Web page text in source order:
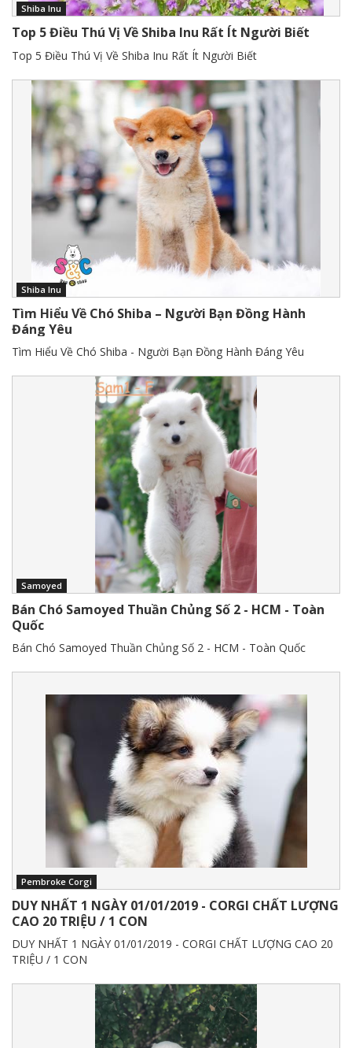
Shiba Inu
Top 5 Điều Thú Vị Về Shiba Inu Rất Ít Người Biết
Top 5 Điều Thú Vị Về Shiba Inu Rất Ít Người Biết
Shiba Inu
Tìm Hiểu Về Chó Shiba – Người Bạn Đồng Hành
Đáng Yêu
Tìm Hiểu Về Chó Shiba - Người Bạn Đồng Hành Đáng Yêu
Samoyed
Bán Chó Samoyed Thuần Chủng Số 2 - HCM - Toàn
Quốc
Bán Chó Samoyed Thuần Chủng Số 2 - HCM - Toàn Quốc
Pembroke Corgi
DUY NHẤT 1 NGÀY 01/01/2019 - CORGI CHẤT LƯỢNG
CAO 20 TRIỆU / 1 CON
DUY NHẤT 1 NGÀY 01/01/2019 - CORGI CHẤT LƯỢNG CAO 20
TRIỆU / 1 CON